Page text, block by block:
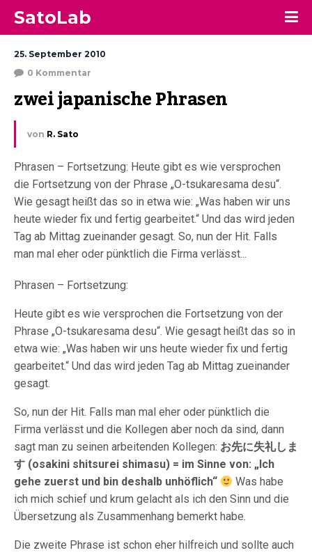
SatoLab
25. September 2010
0 Kommentar
zwei japanische Phrasen
von R. Sato
Phrasen – Fortsetzung: Heute gibt es wie versprochen
die Fortsetzung von der Phrase „O-tsukaresama desu“.
Wie gesagt heißt das so in etwa wie: „Was haben wir uns
heute wieder fix und fertig gearbeitet.“ Und das wird jeden
Tag ab Mittag zueinander gesagt. So, nun der Hit. Falls
man mal eher oder pünktlich die Firma verlässt...
Phrasen – Fortsetzung:
Heute gibt es wie versprochen die Fortsetzung von der
Phrase „O-tsukaresama desu“. Wie gesagt heißt das so in
etwa wie: „Was haben wir uns heute wieder fix und fertig
gearbeitet.“ Und das wird jeden Tag ab Mittag zueinander
gesagt.
So, nun der Hit. Falls man mal eher oder pünktlich die
Firma verlässt und die Kollegen aber noch da sind, dann
sagt man zu seinen arbeitenden Kollegen: お先に失礼しま
す (osakini shitsurei shimasu) = im Sinne von: „Ich
gehe zuerst und bin deshalb unhöflich“
Was habe
ich mich schief und krum gelacht als ich den Sinn und die
Übersetzung als Zusammenhang bemerkt habe.
Die zweite Phrase ist schon eher hilfreich und sollte auch